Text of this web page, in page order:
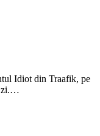
Idiot din Traafik, pe
zi.…